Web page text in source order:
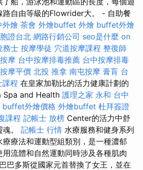
路自由等級的Flowrider大。 - 自助餐
外燴 茶會 外燴buffet 外燴 buffet外燴
證台北 網路行銷公司 seo是什麼 on
務士 按摩學徒 穴道按摩課程 整復師
摩 台中按摩排毒推薦 台中按摩排毒
摩平價 北投 推拿 南屯按摩 膏肓 台
課程 在皇家加勒比的活力健康計劃的
Spa and Health 護理之家 永和 台中
buffet外燴價格 外燴buffet 杜拜簽證
課程 記帳士 放榜 Center的活力中舒
。 記帳士 行情 水療服務和健身系列
療法和運動型組類別，是一種濃郁
流體和自然運動同時涉及各種肌肉
巴多斯從國家元首替換了女王，並在